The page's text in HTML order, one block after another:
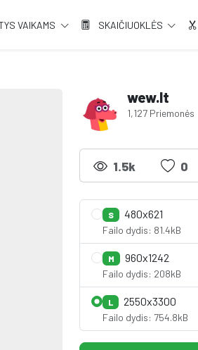
VAIKAMS SKAIČIUOKLĖS
wew.lt
1,127 Priemonės
1.5k 0
S 480x621
Failo dydis: 81.4kB
M 960x1242
Failo dydis: 208kB
L 2550x3300
Failo dydis: 754.8kB